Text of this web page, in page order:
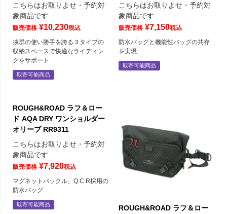
こちらはお取りよせ・予約対
象商品です
販売価格 ¥10,230税込
抜群の使い勝手を誇る３タイプの
収納スペースで快適なライディン
グをサポート
取寄可能商品
こちらはお取りよせ・予約対
象商品です
販売価格 ¥7,150税込
防水バッグと機能性バッグの共存
を実現
取寄可能商品
ROUGH&ROAD ラフ＆ロー
ド AQA DRY ワンショルダー
オリーブ RR9311
こちらはお取りよせ・予約対
象商品です
販売価格 ¥7,920税込
マグネットバックル、Q.C.R採用の
防水バッグ
取寄可能商品
ROUGH&ROAD ラフ＆ロー